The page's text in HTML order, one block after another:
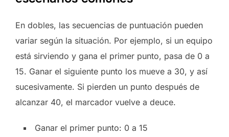
En dobles, las secuencias de puntuación pueden
variar según la situación. Por ejemplo, si un equipo
está sirviendo y gana el primer punto, pasa de 0 a
15. Ganar el siguiente punto los mueve a 30, y así
sucesivamente. Si pierden un punto después de
alcanzar 40, el marcador vuelve a deuce.
Ganar el primer punto: 0 a 15